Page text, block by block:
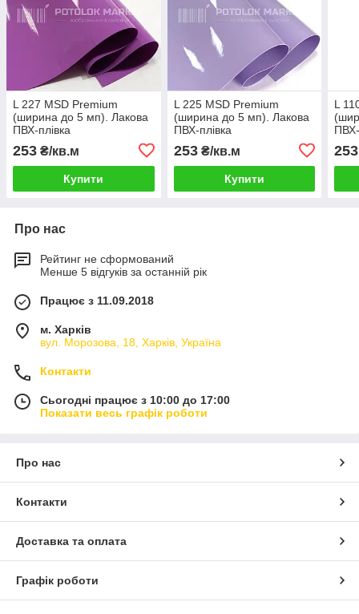
L 227 MSD Premium
(ширина до 5 мп). Лакова
ПВХ-плівка
253 ₴/кв.м
Купити
L 225 MSD Premium
(ширина до 5 мп). Лакова
ПВХ-плівка
253₴/кв.м
Купити
L
ПВХ-
253
Про нас
Рейтинг не сформований
Менше 5 відгуків за останній рік
Працює з 11.09.2018
м. Харків
вул. Морозова, 18, Харків, Україна
Контакти
Сьогодні працює з 10:00 до 17:00
Показати весь графік роботи
Про нас
Контакти
Доставка та оплата
Графік роботи